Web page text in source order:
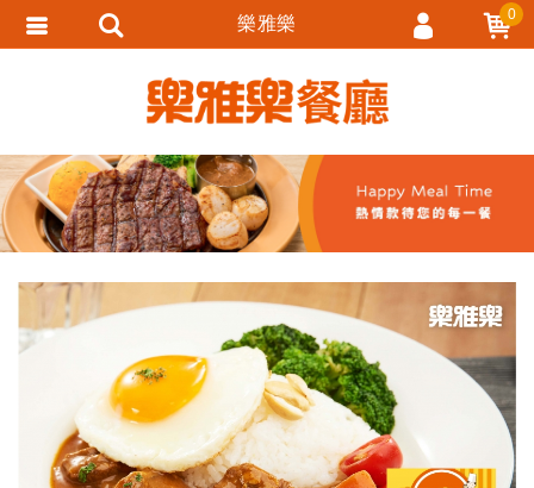
樂雅樂 0
會員註冊
忘記密碼
訂單查詢
追蹤清單
匯款通知